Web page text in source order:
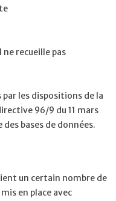
ne recueille pas
par les dispositions de la
96/9 du 11 mars
bases de données.
un certain nombre de
en place avec